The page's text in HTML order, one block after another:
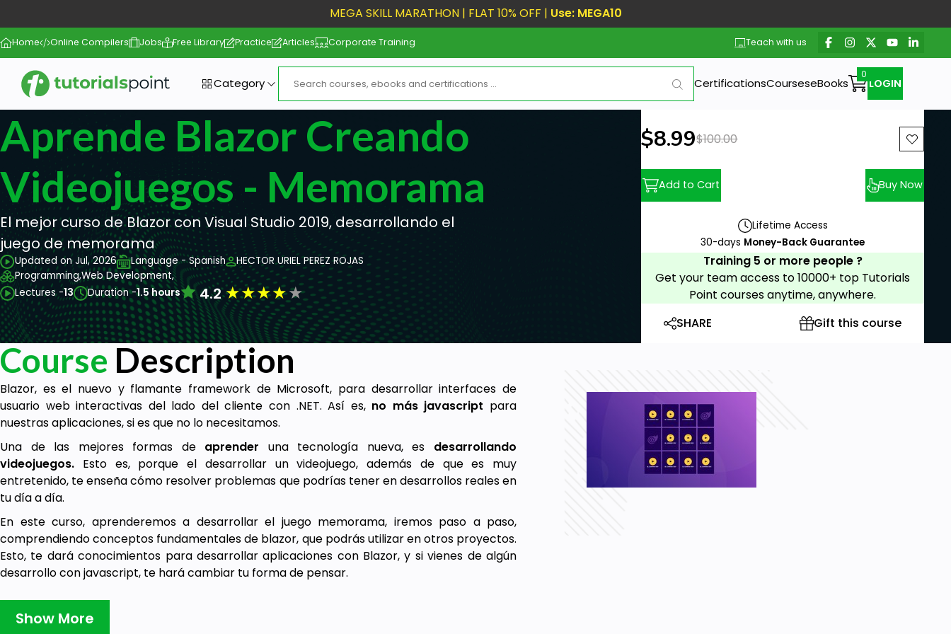
MEGA SKILL MARATHON | FLAT 10% OFF | Use: MEGA10
Home Online Compilers Jobs Free Library Practice Articles Corporate Training Teach with us
Category CertificationsCourseseBooks LOGIN
Aprende Blazor Creando
Videojuegos - Memorama
El mejor curso de Blazor con Visual Studio 2019, desarrollando el
juego de memorama
Updated on Jul, 2026 Language - Spanish
HECTOR URIEL PEREZ ROJAS
Programming,Web Development,
Lectures -13 Duration -1.5 hours 4.2★★★★★
New price:
$8.99Previous price:
$100.00
Add to Cart Buy Now
Lifetime Access
30-days Money-Back Guarantee
Training 5 or more people ?
Get your team access to 10000+ top Tutorials
Point courses anytime, anywhere.
SHARE
Gift this course
Course Description
Blazor, es el nuevo y flamante framework de Microsoft, para desarrollar interfaces de
usuario web interactivas del lado del cliente con .NET. Así es, no más javascript para
nuestras aplicaciones, si es que no lo necesitamos.
Una de las mejores formas de aprender una tecnología nueva, es desarrollando
videojuegos. Esto es, porque el desarrollar un videojuego, además de que es muy
entretenido, te enseña cómo resolver problemas que podrías tener en desarrollos reales en
tu día a día.
En este curso, aprenderemos a desarrollar el juego memorama, iremos paso a paso,
comprendiendo conceptos fundamentales de blazor, que podrás utilizar en otros proyectos.
Esto, te dará conocimientos para desarrollar aplicaciones con Blazor, y si vienes de algún
desarrollo con javascript, te hará cambiar tu forma de pensar.
Al finalizar el curso, sabrás cómo crear el videojuego del memorama, utilizando únicamente
HTML, CSS y C#, comprendiendo varios conceptos de Blazor en el camino.
Show More